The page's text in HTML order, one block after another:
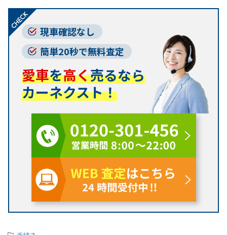
現車確認なし
簡単20秒で無料査定
愛車を高く売るなら
カーネクスト！